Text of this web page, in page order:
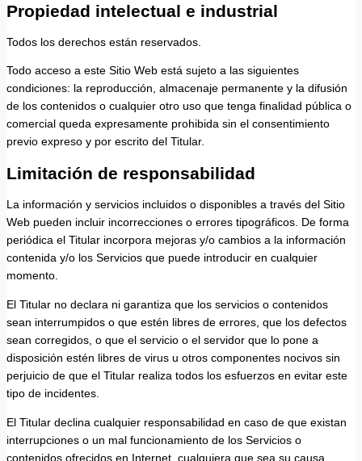
Propiedad intelectual e industrial
Todos los derechos están reservados.
Todo acceso a este Sitio Web está sujeto a las siguientes
condiciones: la reproducción, almacenaje permanente y la difusión
de los contenidos o cualquier otro uso que tenga finalidad pública o
comercial queda expresamente prohibida sin el consentimiento
previo expreso y por escrito del Titular.
Limitación de responsabilidad
La información y servicios incluidos o disponibles a través del Sitio
Web pueden incluir incorrecciones o errores tipográficos. De forma
periódica el Titular incorpora mejoras y/o cambios a la información
contenida y/o los Servicios que puede introducir en cualquier
momento.
El Titular no declara ni garantiza que los servicios o contenidos
sean interrumpidos o que estén libres de errores, que los defectos
sean corregidos, o que el servicio o el servidor que lo pone a
disposición estén libres de virus u otros componentes nocivos sin
perjuicio de que el Titular realiza todos los esfuerzos en evitar este
tipo de incidentes.
El Titular declina cualquier responsabilidad en caso de que existan
interrupciones o un mal funcionamiento de los Servicios o
contenidos ofrecidos en Internet, cualquiera que sea su causa.